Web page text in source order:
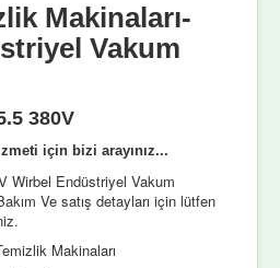
Makinaları-
Vakum
380V
için bizi arayınız...
Wirbel Endüstriyel Vakum
Ve satış detayları için lütfen
Makinaları